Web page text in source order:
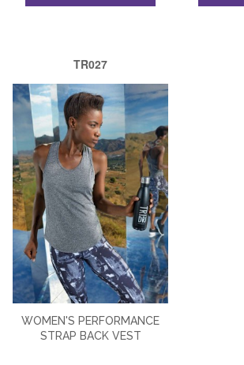
TR027
WOMEN'S PERFORMANCE
STRAP BACK VEST